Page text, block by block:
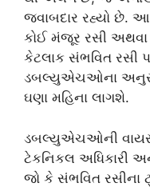
જવાબદાર રહ્યો છે. આ
કોઈ મંજૂર રસી અથવા
કેટલાક સંભવિત રસી
ડબલ્યુએચઓના
ઘણા મહિના લાગશે.
ડબલ્યુએચઓની
ટેકનિકલ અધિકારી
જો કે સંભવિત રસીના